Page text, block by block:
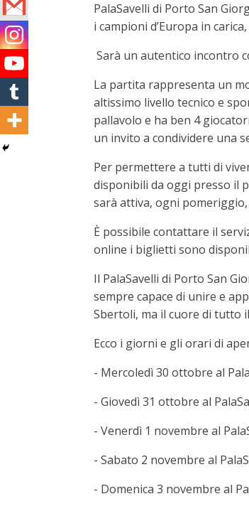
PalaSavelli di Porto San
i campioni d’Europa in
Sarà un autentico incontro
La partita rappresenta un
altissimo livello tecnico e
pallavolo e ha ben 4
un invito a condividere una
Per permettere a tutti di
disponibili da oggi presso il
sarà attiva, ogni
È possibile contattare il
online i biglietti sono
Il PalaSavelli di Porto San
sempre capace di unire e
Sbertoli, ma il cuore di tutto
Ecco i giorni e gli orari di
- Mercoledì 30 ottobre al
- Giovedì 31 ottobre al
- Venerdì 1 novembre al
- Sabato 2 novembre al
- Domenica 3 novembre al